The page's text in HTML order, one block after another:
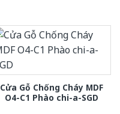
Cửa Gỗ Chống Cháy MDF
O4-C1 Phào chi-a-SGD